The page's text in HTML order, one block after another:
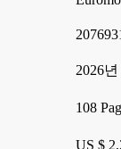
2026년
108
US $